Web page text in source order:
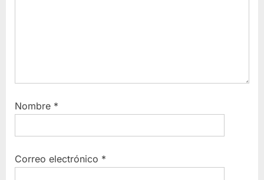
Nombre *
Correo electrónico *